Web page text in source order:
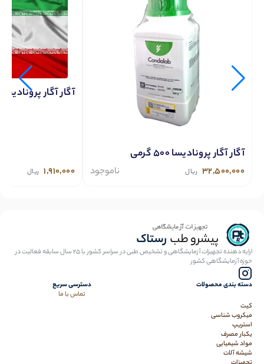
آگار آگار پرونادیسا 500 گرمی
32,500,000 ریال ناموجود
آگار آگار پرونادیسا 100 گرمی
1,910,000 ریال
ارایه دهنده تجهیزات آزمایشگاهی و تشخیص طبی در سراسر کشور با 25 سال سابقه فعالیت در
حوزه آزمایشگاهی کشور
دسته بندی محصولات
کیت
میکروب شناسی
استریپ
یکبار مصرف
مواد شیمیایی
شیشه آلات
دسترسی سریع
تماس با ما